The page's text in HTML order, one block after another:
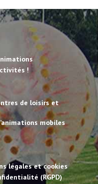
!
de loisirs et
mobiles
légales et cookies
(RGPD)